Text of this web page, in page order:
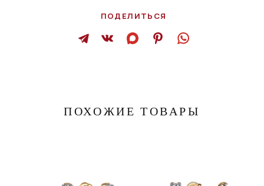
ПОДЕЛИТЬСЯ
ПОХОЖИЕ ТОВАРЫ